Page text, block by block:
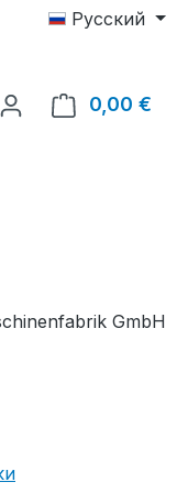
Русский
есть товары из
0,00 €
GmbH